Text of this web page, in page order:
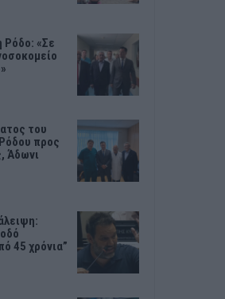
Ρόδο: «Σε
του
προς
Άδωνι
45 χρόνια”